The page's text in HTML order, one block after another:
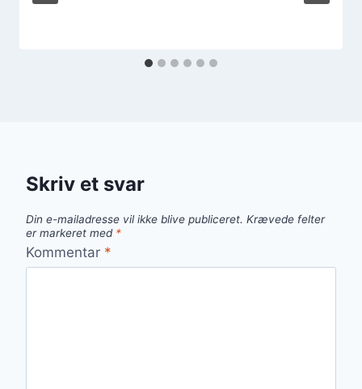
Skriv et svar
Din e-mailadresse vil ikke blive publiceret. Krævede felter
er markeret med *
Kommentar *